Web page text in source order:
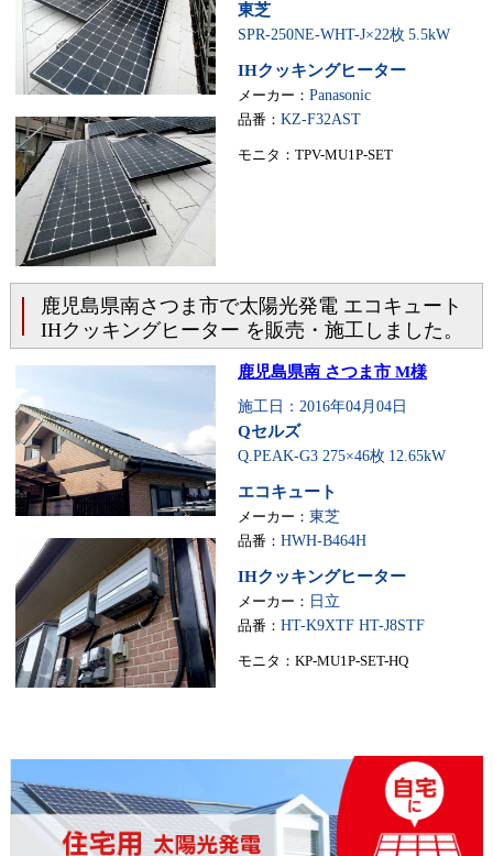
東芝
SPR-250NE-WHT-J×22枚 5.5kW
IHクッキングヒーター
メーカー： Panasonic
品番： KZ-F32AST
モニタ：TPV-MU1P-SET
鹿児島県南さつま市で太陽光発電 エコキュート
IHクッキングヒーター を販売・施工しました。
鹿児島県南 さつま市 M様
施工日：2016年04月04日
Qセルズ
Q.PEAK-G3 275×46枚 12.65kW
エコキュート
メーカー： 東芝
品番： HWH-B464H
IHクッキングヒーター
メーカー： 日立
品番： HT-K9XTF HT-J8STF
モニタ：KP-MU1P-SET-HQ